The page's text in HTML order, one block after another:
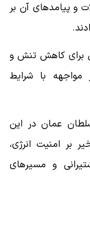
و پیامدهای آن بر
برای کاهش تنش و
مواجهه با شرایط
عمان در این
بر امنیت انرژی،
و مسیرهای